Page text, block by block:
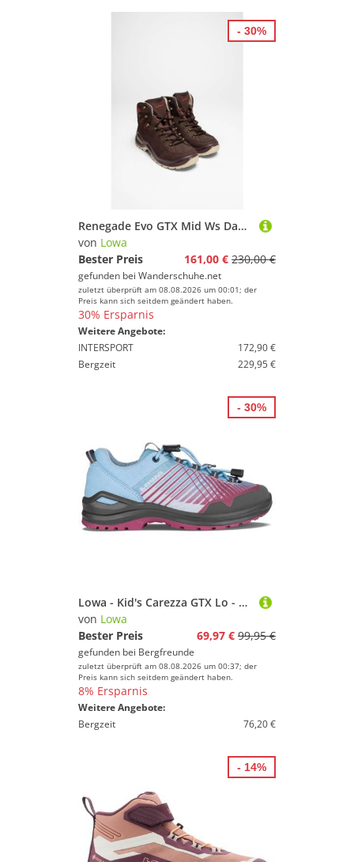
Renegade Evo GTX Mid Ws Damen (Altrosa/Ton)
von Lowa
Bester Preis
161,00 € 230,00 €
gefunden bei Wanderschuhe.net
zuletzt überprüft am 08.08.2026 um 00:01; der
Preis kann sich seitdem geändert haben.
30% Ersparnis
Weitere Angebote:
INTERSPORT
172,90 €
Bergzeit
229,95 €
- 30%
Lowa - Kid's Carezza GTX Lo - Multisportschuhe Gr 28 bunt
von Lowa
Bester Preis
69,97 € 99,95 €
gefunden bei Bergfreunde
zuletzt überprüft am 08.08.2026 um 00:37; der
Preis kann sich seitdem geändert haben.
8% Ersparnis
Weitere Angebote:
Bergzeit
76,20 €
- 30%
- 14%